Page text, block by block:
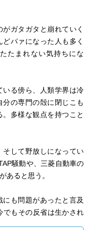
ガタガタと崩れていく
パァになった人も多く
たまれない気持ちにな
いる傍ら、人類学界は冷
の専門の殻に閉じこも
多様な観点を持つこと
そして野放しになってい
騒動や、三菱自動車の
あると思う。
も問題があったと言及
でもその反省は生かされ